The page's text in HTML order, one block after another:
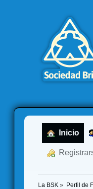
Inicio
La BSK » Perfil de